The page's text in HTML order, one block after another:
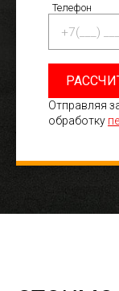
Телефон
Отправляя
обработку